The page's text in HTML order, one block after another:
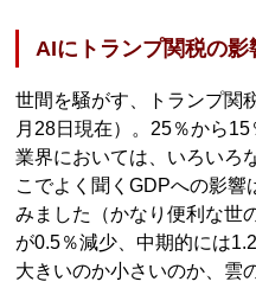
AIにトランプ関税の影
世間を騒がす、トランプ関
月28日現在）。25％から
業界においては、いろいろ
こでよく聞くGDPへの影響
みました（かなり便利な世
が0.5％減少、中期的には
大きいのか小さいのか、雲